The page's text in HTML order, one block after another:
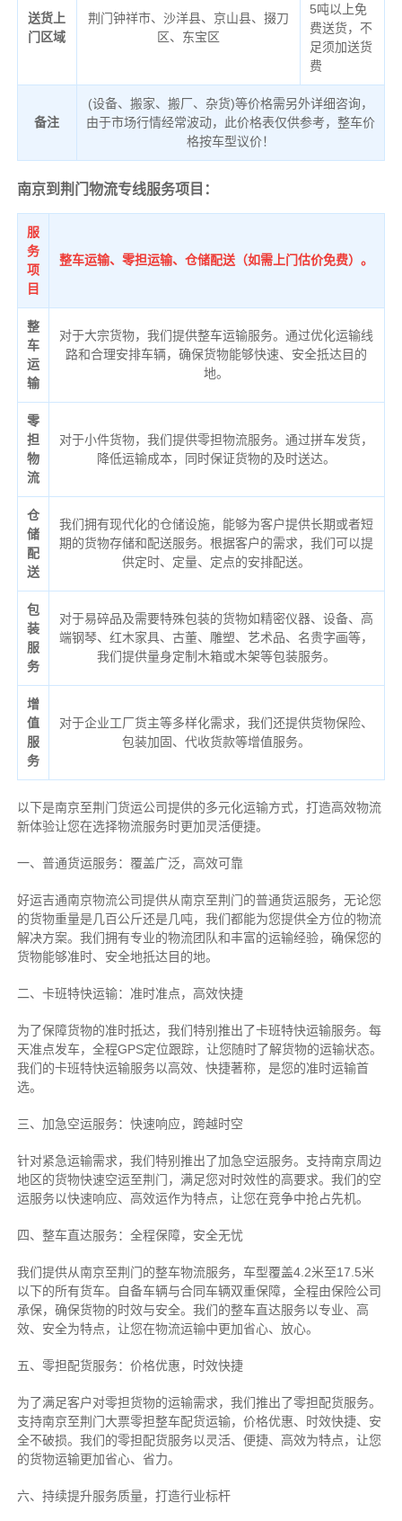
送货上
门区域
荆门钟祥市、沙洋县、京山县、掇刀
区、东宝区
5吨以上免
费送货，不
足须加送货
费
备注
(设备、搬家、搬厂、杂货)等价格需另外详细咨询，
由于市场行情经常波动，此价格表仅供参考，整车价
格按车型议价！
南京到荆门物流专线服务项目：
服
务
项
目
整车运输、零担运输、仓储配送（如需上门估价免费）。
整
车
运
输
对于大宗货物，我们提供整车运输服务。通过优化运输线
路和合理安排车辆，确保货物能够快速、安全抵达目的
地。
零
担
物
流
对于小件货物，我们提供零担物流服务。通过拼车发货，
降低运输成本，同时保证货物的及时送达。
仓
储
配
送
我们拥有现代化的仓储设施，能够为客户提供长期或者短
期的货物存储和配送服务。根据客户的需求，我们可以提
供定时、定量、定点的安排配送。
包
装
服
务
对于易碎品及需要特殊包装的货物如精密仪器、设备、高
端钢琴、红木家具、古董、雕塑、艺术品、名贵字画等，
我们提供量身定制木箱或木架等包装服务。
增
值
服
务
对于企业工厂货主等多样化需求，我们还提供货物保险、
包装加固、代收货款等增值服务。
以下是南京至荆门货运公司提供的多元化运输方式，打造高效物流
新体验让您在选择物流服务时更加灵活便捷。
一、普通货运服务：覆盖广泛，高效可靠
好运吉通南京物流公司提供从南京至荆门的普通货运服务，无论您
的货物重量是几百公斤还是几吨，我们都能为您提供全方位的物流
解决方案。我们拥有专业的物流团队和丰富的运输经验，确保您的
货物能够准时、安全地抵达目的地。
二、卡班特快运输：准时准点，高效快捷
为了保障货物的准时抵达，我们特别推出了卡班特快运输服务。每
天准点发车，全程GPS定位跟踪，让您随时了解货物的运输状态。
我们的卡班特快运输服务以高效、快捷著称，是您的准时运输首
选。
三、加急空运服务：快速响应，跨越时空
针对紧急运输需求，我们特别推出了加急空运服务。支持南京周边
地区的货物快速空运至荆门，满足您对时效性的高要求。我们的空
运服务以快速响应、高效运作为特点，让您在竞争中抢占先机。
四、整车直达服务：全程保障，安全无忧
我们提供从南京至荆门的整车物流服务，车型覆盖4.2米至17.5米
以下的所有货车。自备车辆与合同车辆双重保障，全程由保险公司
承保，确保货物的时效与安全。我们的整车直达服务以专业、高
效、安全为特点，让您在物流运输中更加省心、放心。
五、零担配货服务：价格优惠，时效快捷
为了满足客户对零担货物的运输需求，我们推出了零担配货服务。
支持南京至荆门大票零担整车配货运输，价格优惠、时效快捷、安
全不破损。我们的零担配货服务以灵活、便捷、高效为特点，让您
的货物运输更加省心、省力。
六、持续提升服务质量，打造行业标杆